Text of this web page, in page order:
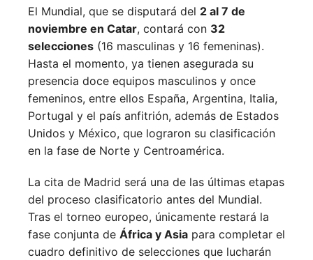
El Mundial, que se disputará del 2 al 7 de
noviembre en Catar, contará con 32
selecciones (16 masculinas y 16 femeninas).
Hasta el momento, ya tienen asegurada su
presencia doce equipos masculinos y once
femeninos, entre ellos España, Argentina, Italia,
Portugal y el país anfitrión, además de Estados
Unidos y México, que lograron su clasificación
en la fase de Norte y Centroamérica.
La cita de Madrid será una de las últimas etapas
del proceso clasificatorio antes del Mundial.
Tras el torneo europeo, únicamente restará la
fase conjunta de África y Asia para completar el
cuadro definitivo de selecciones que lucharán